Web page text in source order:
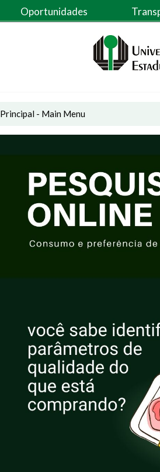
Oportunidades
Principal - Main Menu